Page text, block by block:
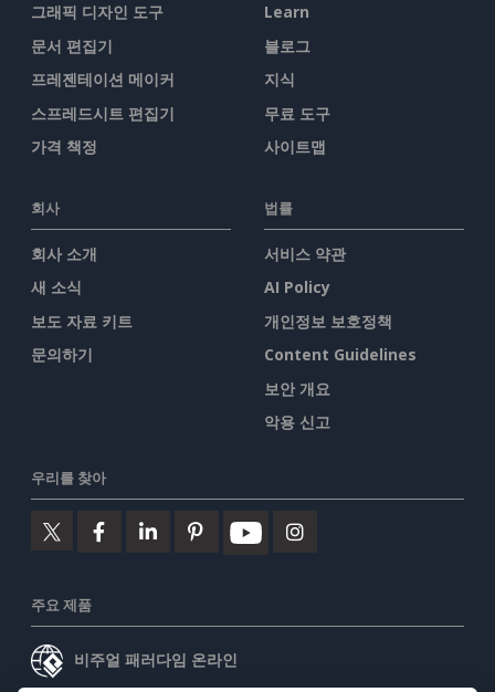
그래픽 디자인 도구
문서 편집기
프레젠테이션 메이커
스프레드시트 편집기
가격 책정
Learn
블로그
지식
무료 도구
사이트맵
회사
회사 소개
새 소식
보도 자료 키트
문의하기
법률
서비스 약관
AI Policy
개인정보 보호정책
Content Guidelines
보안 개요
악용 신고
우리를 찾아
주요 제품
비주얼 패러다임 온라인